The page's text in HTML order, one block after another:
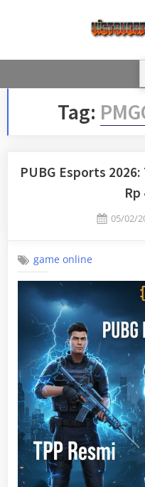
Tag:
PUBG Esports
Posted
05/02/
game online